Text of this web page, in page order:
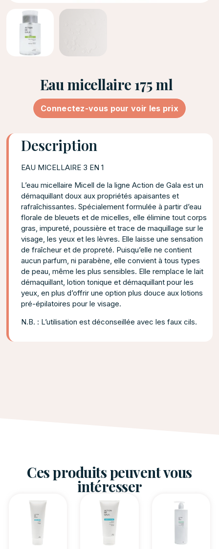
Eau micellaire 175 ml
Connectez-vous pour voir les prix
Description
EAU MICELLAIRE 3 EN 1
L’eau micellaire Micell de la ligne Action de Gala est un
démaquillant doux aux propriétés apaisantes et
rafraîchissantes. Spécialement formulée à partir d’eau
florale de bleuets et de micelles, elle élimine tout corps
gras, impureté, poussière et trace de maquillage sur le
visage, les yeux et les lèvres. Elle laisse une sensation
de fraîcheur et de propreté. Puisqu’elle ne contient
aucun parfum, ni parabène, elle convient à tous types
de peau, même les plus sensibles. Elle remplace le lait
démaquillant, lotion tonique et démaquillant pour les
yeux, en plus d’offrir une option plus douce aux lotions
pré-épilatoires pour le visage.
N.B. : L’utilisation est déconseillée avec les faux cils.
Ces produits peuvent vous
intéresser